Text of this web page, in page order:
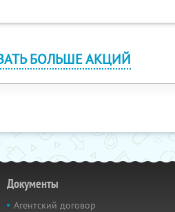
БОЛЬШЕ АКЦИЙ
Документы
Агентский договор